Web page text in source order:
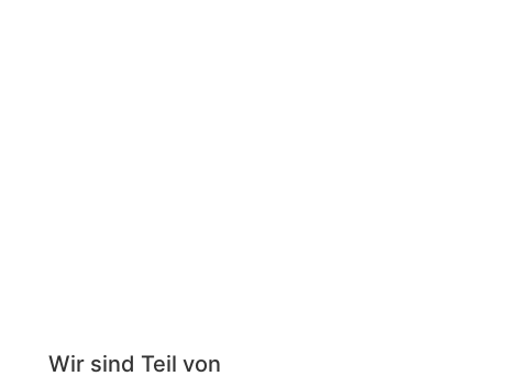
Wir sind Teil von